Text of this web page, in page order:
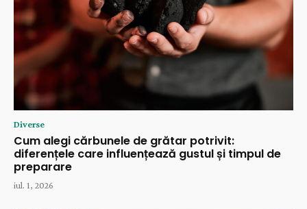
Diverse
Cum alegi cărbunele de grătar potrivit:
diferențele care influențează gustul și timpul de
preparare
iul. 1, 2026